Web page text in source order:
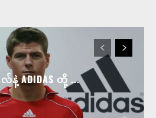
နဲ့ ADIDAS တို့ ...